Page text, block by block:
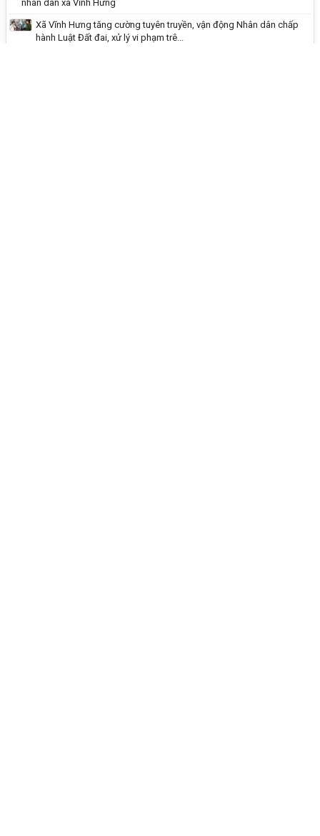
nhân dân xã Vĩnh Hưng
Xã Vĩnh Hưng tăng cường tuyên truyền, vận động Nhân dân chấp
hành Luật Đất đai, xử lý vi phạm trê...